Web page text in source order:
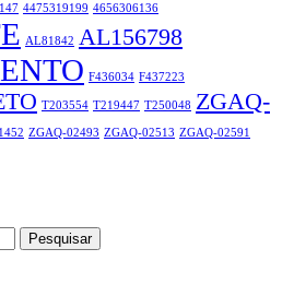
4475319199 4656306136
AL81842 AL156798
F436034 F437223
T203554 T219447 T250048 ZGAQ-
ZGAQ-02493 ZGAQ-02513 ZGAQ-02591
Pesquisar